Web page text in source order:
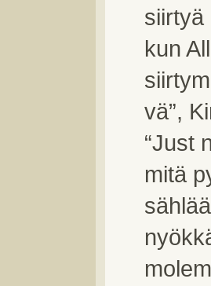
siirtyä
kun
vä”,
“Just
mitä